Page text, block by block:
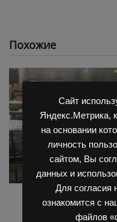
Сайт
Яндекс.Метрика,
на основании
личность
сайтом, Вы
данных и
Для согласия
ознакомится с
файлов
Похожие
АКБ для Balkanсar
(Балканкар)